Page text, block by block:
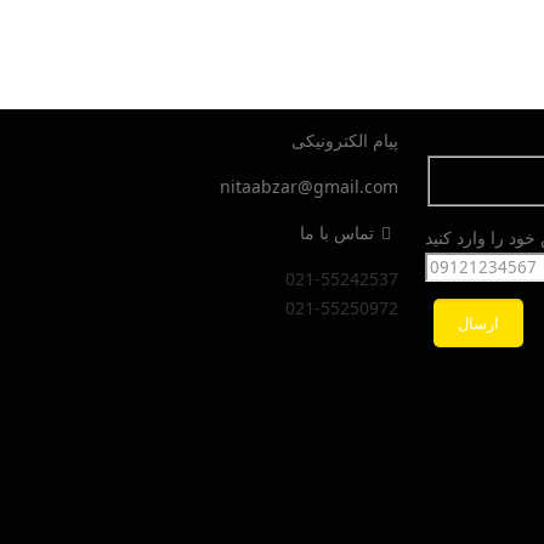
را وارد کنید
پیام الکترونیکی
nitaabzar@gmail.com
تماس با ما
021-55242537
021-55250972